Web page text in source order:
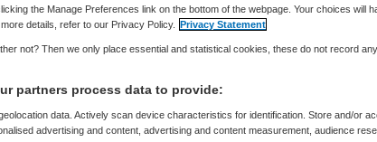
Skipr Redactie 28 juli 2010,09:45 33 keer gelezen
medisch specialisten die in loondienst zijn
the Manage Preferences link on the bottom of the webpage. Your choices will
details, refer to our Privacy Policy. Privacy Statement
not? Then we only place essential and statistical cookies, these do not record
partners process data to provide:
data. Actively scan device characteristics for identification. Store and/or
advertising and content, advertising and content measurement, audience